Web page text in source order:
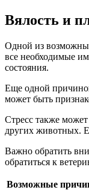
Вялость и
Одной из
все необходимые
состояния.
Еще одной
может быть
Стресс также
других животных.
Важно обратить
обратиться к
Возможные